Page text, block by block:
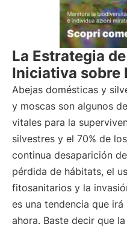
La Estrategia
Iniciativa sobre
Abejas domésticas y
y moscas son algunos
vitales para la
silvestres y el 70% de
continua desaparición
pérdida de hábitats, el
fitosanitarios y la
es una tendencia que
ahora. Baste decir que